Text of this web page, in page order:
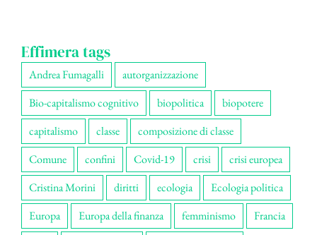
Effimera tags
Andrea Fumagalli
autorganizzazione
Bio-capitalismo cognitivo
biopolitica
biopotere
capitalismo
classe
composizione di classe
Comune
confini Covid-19 crisi
crisi europea
Cristina Morini
diritti ecologia
Ecologia politica
Europa
Europa della finanza femminismo
Francia